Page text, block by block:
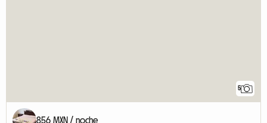
5
856 MXN / noche